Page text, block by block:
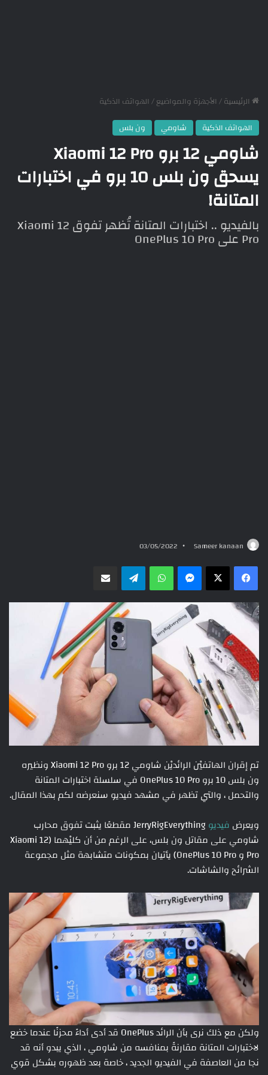
الرئيسية/ الأجهزة والمواضيع/ الهواتف الذكية
الهواتف الذكية
شاومي ون بلس
شاومي 12 برو Xiaomi 12 Pro
يسحق ون بلس 10 برو في اختبارات
المتانة!
بالفيديو .. اختبارات المتانة تُظهر تفوق Xiaomi 12
Pro على OnePlus 10 Pro
Sameer kanaan
03/05/2022
ماسنجر واتسابتيلقرام
تم إقران الهاتفيْن الرائديْن شاومي 12 برو Xiaomi 12 Pro ونظيره
ون بلس 10 برو OnePlus 10 Pro في سلسلة اختبارات المتانة
والتحمل ، والتي تظهر في مشهد فيديو سنعرضه لكم بهذا المقال.
ويعرض فيديو
JerryRigEverything مقطعًا يثبت تفوق محارب
شاومي على مقاتل ون بلس، على الرغم من أن كليْهما (Xiaomi 12
Pro و OnePlus 10 Pro) يأتيان بمكونات متشابهة مثل مجموعة
الشرائح والشاشات.
ولكن مع ذلك نرى بأن الرائد OnePlus قد أدى أداءً محزنًا عندما خضع
لاختبارات المتانة مقارنةً بمنافسه من شاومي ، الذي يبدو أنه قد
نجا من العاصفة في الفيديو الجديد ، خاصة بعد ظهوره بشكل قوي